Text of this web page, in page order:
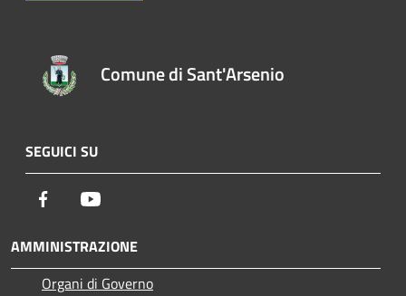
Comune di Sant'Arsenio
SEGUICI SU
Facebook
AMMINISTRAZIONE
Organi di Governo